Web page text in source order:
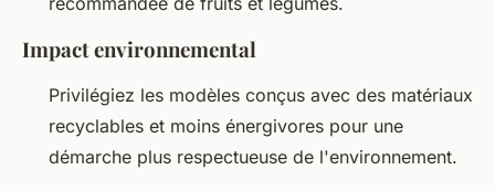
Impact environnemental
Privilégiez les modèles conçus avec des matériaux
recyclables et moins énergivores pour une
démarche plus respectueuse de l'environnement.